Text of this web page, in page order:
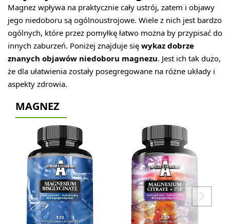
Magnez wpływa na praktycznie cały ustrój, zatem i objawy
jego niedoboru są ogólnoustrojowe. Wiele z nich jest bardzo
ogólnych, które przez pomyłkę łatwo można by przypisać do
innych zaburzeń. Poniżej znajduje się wykaz dobrze
znanych objawów niedoboru magnezu . Jest ich tak dużo,
że dla ułatwienia zostały posegregowane na różne układy i
aspekty zdrowia.
MAGNEZ